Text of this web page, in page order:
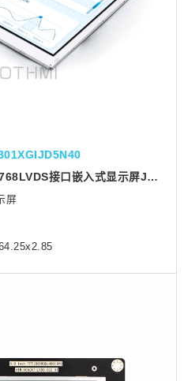
9.7寸TFT液晶显示屏1024x768LVDS接口嵌入式显示屏JD9165芯片
屏